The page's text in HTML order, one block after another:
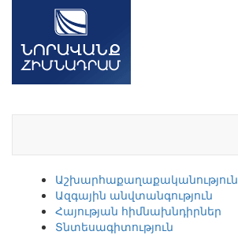
Աշխարհաքաղաքականություն
Ազգային անվտանգություն
Հայության հիմնախնդիրներ
Տնտեսագիտություն